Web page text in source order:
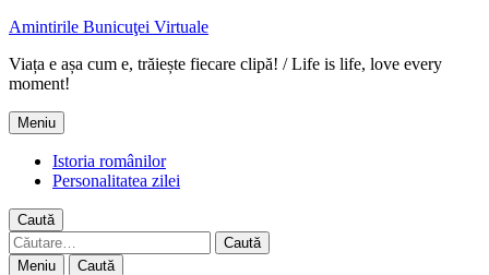
Amintirile Bunicuţei Virtuale
Viața e așa cum e, trăiește fiecare clipă! / Life is life, love every
moment!
Meniu
Istoria românilor
Personalitatea zilei
Caută
Caută
după:
Meniu Caută